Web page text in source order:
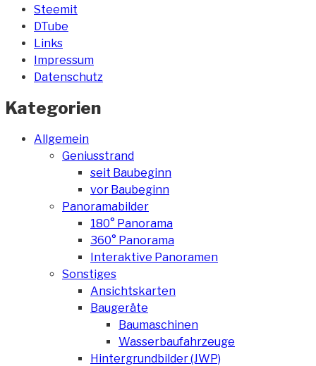
Steemit
DTube
Links
Impressum
Datenschutz
Kategorien
Allgemein
Geniusstrand
seit Baubeginn
vor Baubeginn
Panoramabilder
180° Panorama
360° Panorama
Interaktive Panoramen
Sonstiges
Ansichtskarten
Baugeräte
Baumaschinen
Wasserbaufahrzeuge
Hintergrundbilder (JWP)